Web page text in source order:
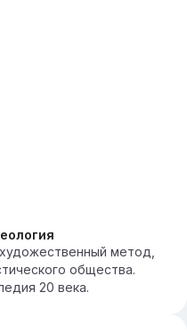
метод,
общества.
20 века.